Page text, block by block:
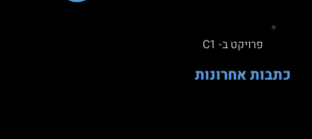
פרויקט ב- C1
כתבות אחרונות